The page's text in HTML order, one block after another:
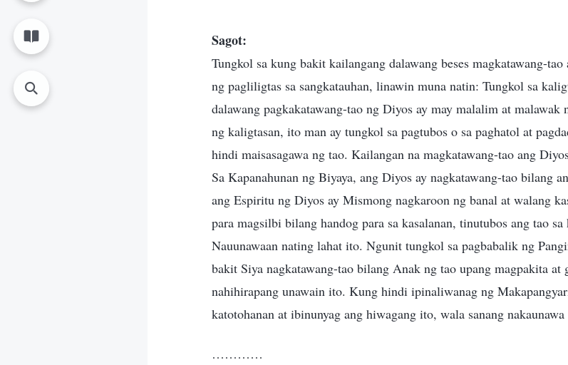
Sagot:
Tungkol sa kung bakit kailangang dalawang beses magkatawang-
ng pagliligtas sa sangkatauhan, linawin muna natin: Tungkol sa
dalawang pagkakatawang-tao ng Diyos ay may malalim at
ng kaligtasan, ito man ay tungkol sa pagtubos o sa paghatol at
hindi maisasagawa ng tao. Kailangan na magkatawang-tao ang
Sa Kapanahunan ng Biyaya, ang Diyos ay nagkatawang-tao bilang
ang Espiritu ng Diyos ay Mismong nagkaroon ng banal at walang
para magsilbi bilang handog para sa kasalanan, tinutubos ang tao
Nauunawaan nating lahat ito. Ngunit tungkol sa pagbabalik ng
bakit Siya nagkatawang-tao bilang Anak ng tao upang magpakita at
nahihirapang unawain ito. Kung hindi ipinaliwanag ng
katotohanan at ibinunyag ang hiwagang ito, wala sanang
…………